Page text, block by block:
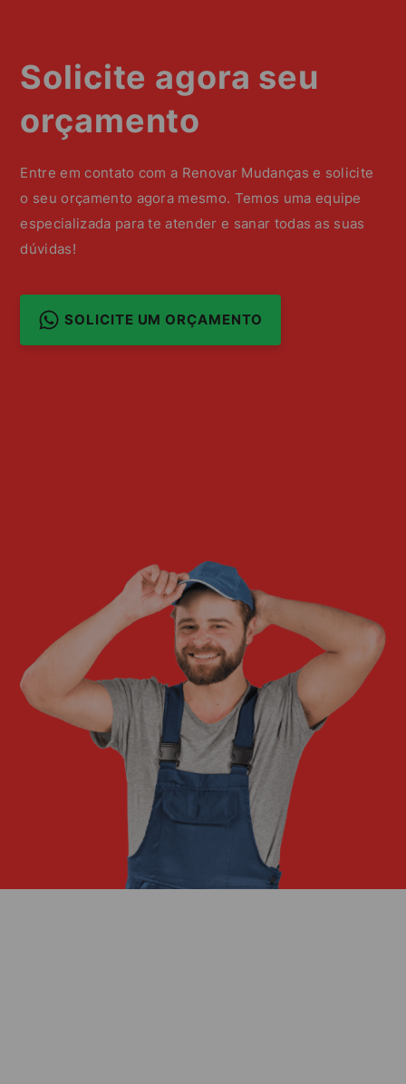
Solicite agora seu
orçamento
Entre em contato com a Renovar Mudanças e solicite
o seu orçamento agora mesmo. Temos uma equipe
especializada para te atender e sanar todas as suas
dúvidas!
SOLICITE UM ORÇAMENTO